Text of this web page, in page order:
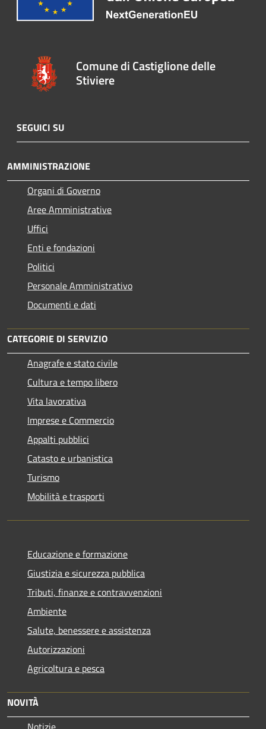
Comune di Castiglione delle
Stiviere
SEGUICI SU
AMMINISTRAZIONE
Organi di Governo
Aree Amministrative
Uffici
Enti e fondazioni
Politici
Personale Amministrativo
Documenti e dati
CATEGORIE DI SERVIZIO
Anagrafe e stato civile
Cultura e tempo libero
Vita lavorativa
Imprese e Commercio
Appalti pubblici
Catasto e urbanistica
Turismo
Mobilità e trasporti
Educazione e formazione
Giustizia e sicurezza pubblica
Tributi, finanze e contravvenzioni
Ambiente
Salute, benessere e assistenza
Autorizzazioni
Agricoltura e pesca
NOVITÀ